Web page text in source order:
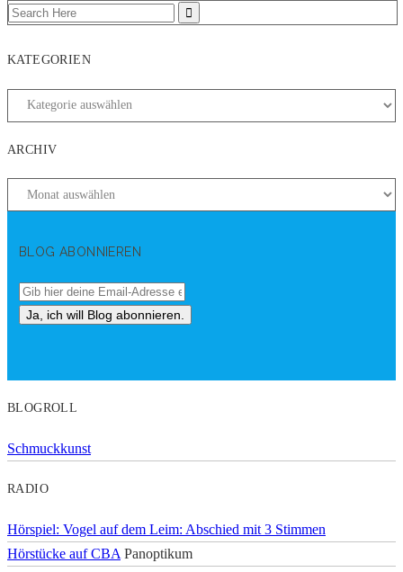
KATEGORIEN
ARCHIV
BLOG ABONNIEREN
BLOGROLL
Schmuckkunst
RADIO
Hörspiel: Vogel auf dem Leim: Abschied mit 3 Stimmen
Hörstücke auf CBA Panoptikum